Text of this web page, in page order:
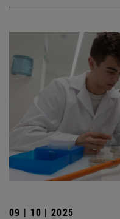
09 | 10 | 2025